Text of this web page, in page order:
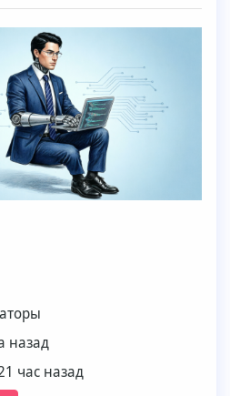
назад
час назад